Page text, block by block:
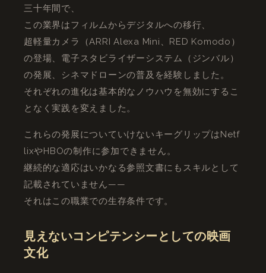
三十年間で、
この業界はフィルムからデジタルへの移行、
超軽量カメラ（ARRI Alexa Mini、RED Komodo）
の登場、電子スタビライザーシステム（ジンバル）
の発展、シネマドローンの普及を経験しました。
それぞれの進化は基本的なノウハウを無効にするこ
となく実践を変えました。
これらの発展についていけないキーグリップはNetf
lixやHBOの制作に参加できません。
継続的な適応はいかなる参照文書にもスキルとして
記載されていません——
それはこの職業での生存条件です。
見えないコンピテンシーとしての映画
文化